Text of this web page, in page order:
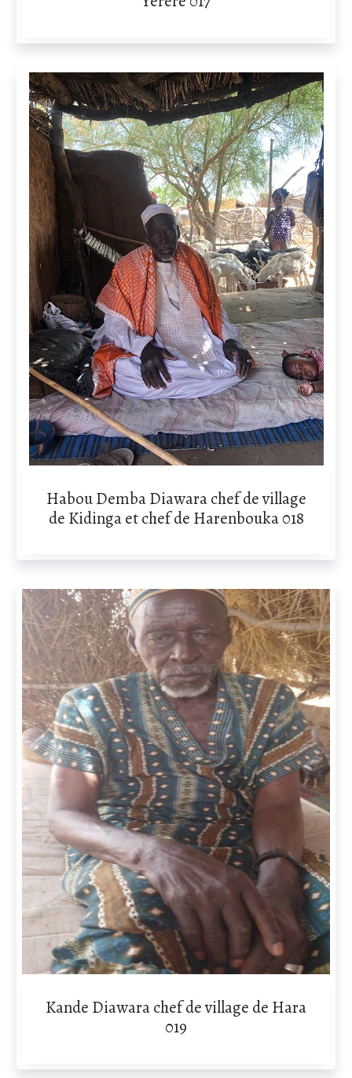
Habou Demba Diawara chef de village
de Kidinga et chef de Harenbouka 018
Kande Diawara chef de village de Hara
019